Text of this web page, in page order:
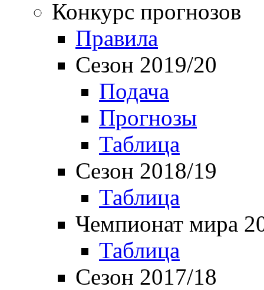
Конкурс прогнозов
Правила
Сезон 2019/20
Подача
Прогнозы
Таблица
Сезон 2018/19
Таблица
Чемпионат мира
Таблица
Сезон 2017/18